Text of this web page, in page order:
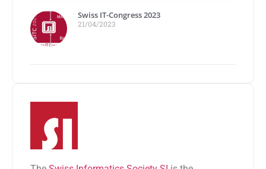
Swiss IT-Congress 2023
21/04/2023